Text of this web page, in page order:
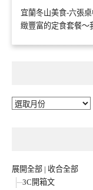
宜蘭冬山美食-六張
緻豐富的定食套餐～
彙
展開全部 | 收合全部
3C開箱文